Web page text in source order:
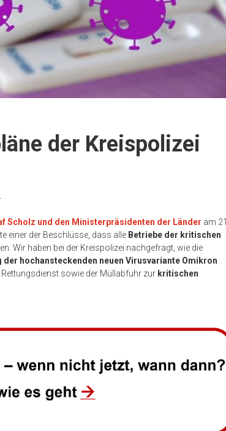
der Kreispolizei
Scholz und den Ministerpräsidenten der Länder am 21.
einer der Beschlüsse, dass alle Betriebe der kritischen
Wir haben bei der Kreispolizei nachgefragt, wie die
der hochansteckenden neuen Virusvariante Omikron
Rettungsdienst sowie der Müllabfuhr zur kritischen